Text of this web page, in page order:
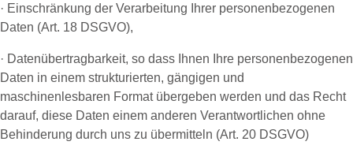
· Einschränkung der Verarbeitung Ihrer personenbezogenen
Daten (Art. 18 DSGVO),
· Datenübertragbarkeit, so dass Ihnen Ihre personenbezogenen
Daten in einem strukturierten, gängigen und
maschinenlesbaren Format übergeben werden und das Recht
darauf, diese Daten einem anderen Verantwortlichen ohne
Behinderung durch uns zu übermitteln (Art. 20 DSGVO)